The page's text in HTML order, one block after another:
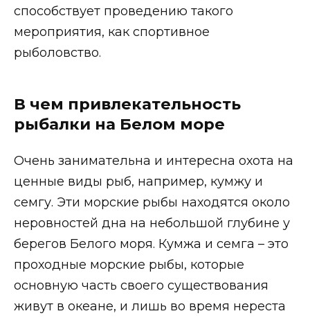
способствует проведению такого
мероприятия, как спортивное
рыболовство.
В чем привлекательность
рыбалки на Белом море
Очень занимательна и интересна охота на
ценные виды рыб, например, кумжу и
семгу. Эти морские рыбы находятся около
неровностей дна на небольшой глубине у
берегов Белого моря. Кумжа и семга – это
проходные морские рыбы, которые
основную часть своего существования
живут в океане, и лишь во время нереста